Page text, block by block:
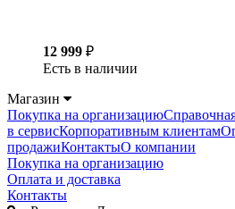
12 999 ₽
Есть в наличии
Магазин
Покупка на организацию
в сервисКорпоративным клиентам
продажиКонтактыО компании
Покупка на организацию
Оплата и доставка
Контакты